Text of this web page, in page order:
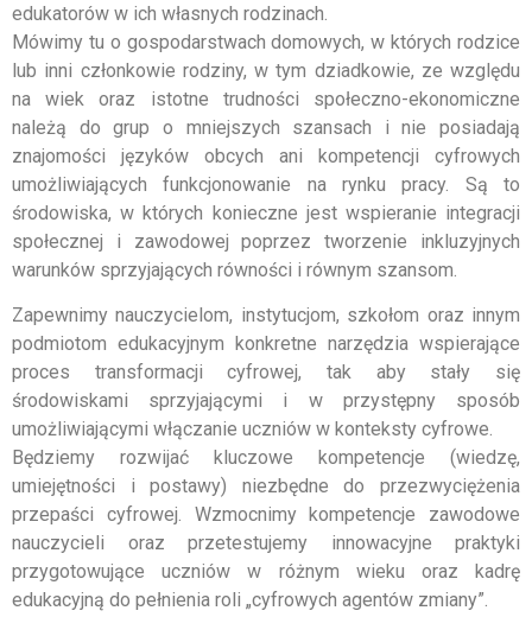
edukatorów w ich własnych rodzinach.
Mówimy tu o gospodarstwach domowych, w których rodzice
lub inni członkowie rodziny, w tym dziadkowie, ze względu
na wiek oraz istotne trudności społeczno-ekonomiczne
należą do grup o mniejszych szansach i nie posiadają
znajomości języków obcych ani kompetencji cyfrowych
umożliwiających funkcjonowanie na rynku pracy. Są to
środowiska, w których konieczne jest wspieranie integracji
społecznej i zawodowej poprzez tworzenie inkluzyjnych
warunków sprzyjających równości i równym szansom.
Zapewnimy nauczycielom, instytucjom, szkołom oraz innym
podmiotom edukacyjnym konkretne narzędzia wspierające
proces transformacji cyfrowej, tak aby stały się
środowiskami sprzyjającymi i w przystępny sposób
umożliwiającymi włączanie uczniów w konteksty cyfrowe.
Będziemy rozwijać kluczowe kompetencje (wiedzę,
umiejętności i postawy) niezbędne do przezwyciężenia
przepaści cyfrowej. Wzmocnimy kompetencje zawodowe
nauczycieli oraz przetestujemy innowacyjne praktyki
przygotowujące uczniów w różnym wieku oraz kadrę
edukacyjną do pełnienia roli „cyfrowych agentów zmiany”.